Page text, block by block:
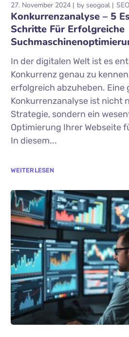
27. November 2024 by seogoal SEO
Konkurrenzanalyse – 5
Schritte Für Erfolgreiche
In der digitalen Welt ist es
Konkurrenz genau zu
erfolgreich abzuheben. Eine
Konkurrenzanalyse ist nicht
Strategie, sondern ein
Optimierung Ihrer Webseite
In diesem...
WEITERLESEN